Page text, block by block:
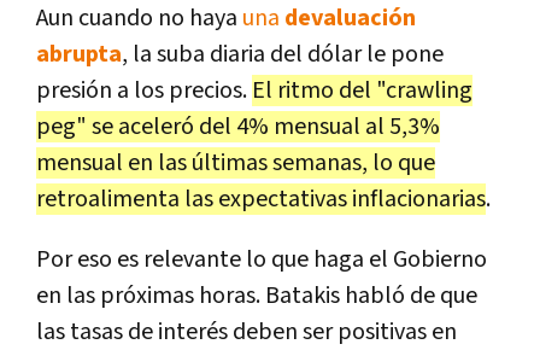
Aun cuando no haya una devaluación
abrupta, la suba diaria del dólar le pone
presión a los precios. El ritmo del "crawling
peg" se aceleró del 4% mensual al 5,3%
mensual en las últimas semanas, lo que
retroalimenta las expectativas inflacionarias.
Por eso es relevante lo que haga el Gobierno
en las próximas horas. Batakis habló de que
las tasas de interés deben ser positivas en